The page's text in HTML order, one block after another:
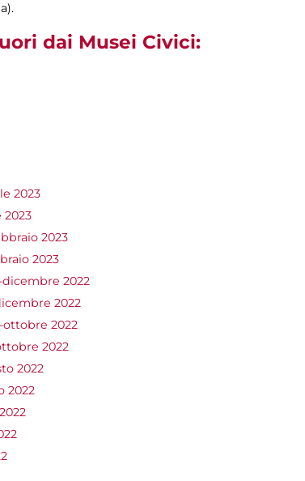
dai Musei Civici:
2023
2023
2023
2023
2022
2022
ottobre 2022
2022
2022
2022